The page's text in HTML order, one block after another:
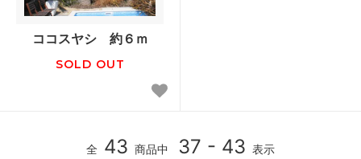
ココスヤシ 約６ｍ
SOLD OUT
全 43 商品中 37 - 43 表示